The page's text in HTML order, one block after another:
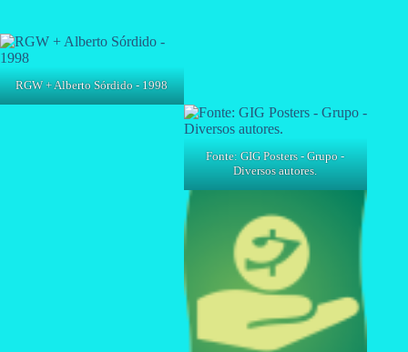
RGW + Alberto Sórdido - 1998
Fonte: GIG Posters - Grupo -
Diversos autores.